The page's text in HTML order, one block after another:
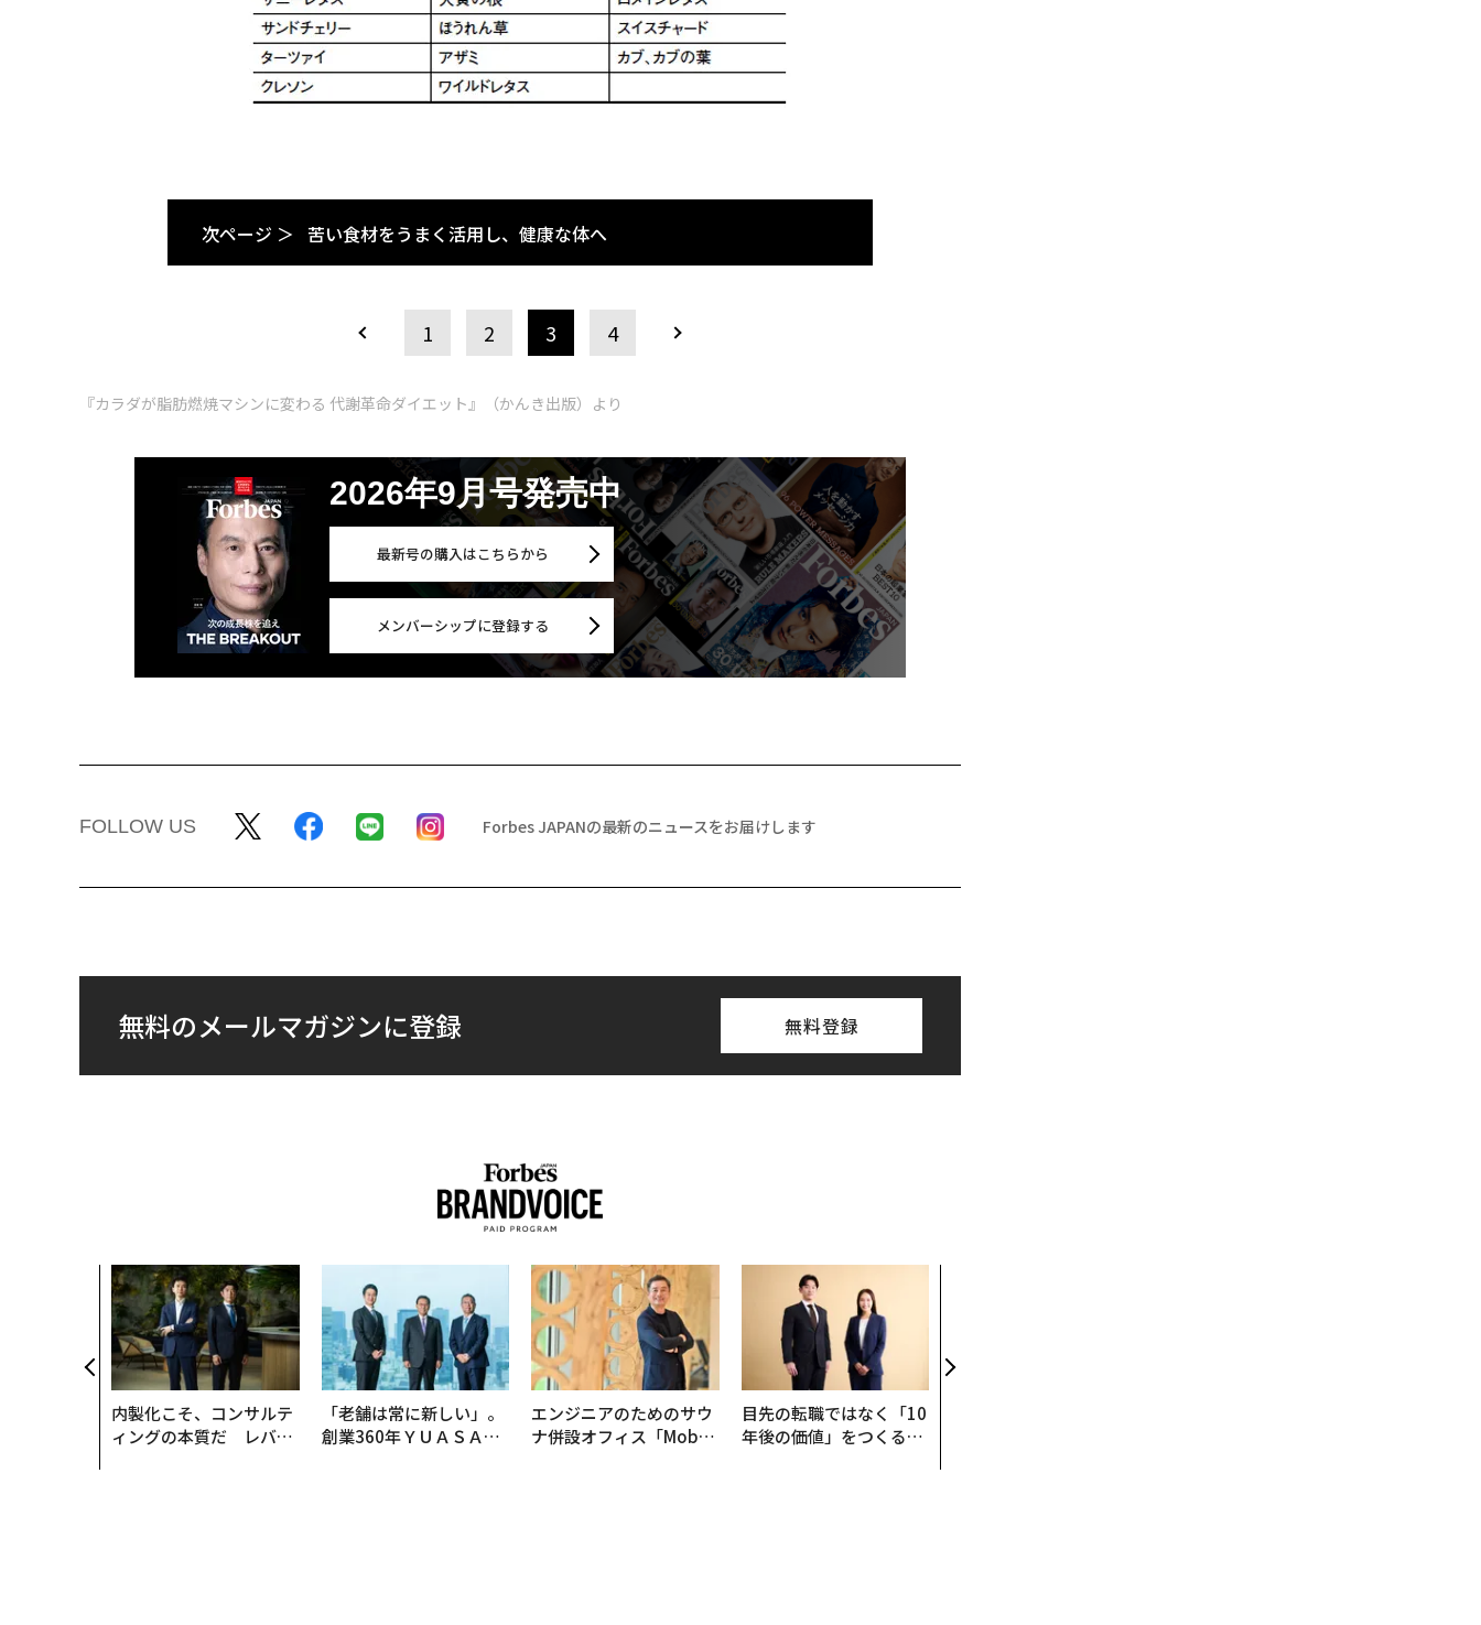
次ページ ＞ 苦い食材をうまく活用し、健康な体へ
1 2 3 4
『カラダが脂肪燃焼マシンに変わる 代謝革命ダイエット』（かんき出版）より
2026年9月号発売中
最新号の購入はこちらから
メンバーシップに登録する
FOLLOW US Forbes JAPANの最新のニュースをお届けします
無料のメールマガジンに登録 無料登録
内製化こそ、コンサルテ
ィングの本質だ レバレ
「老舗は常に新しい」。
創業360年ＹＵＡＳＡと
エンジニアのためのサウ
ナ併設オフィス「Mobiu
目先の転職ではなく「10
年後の価値」をつくる─